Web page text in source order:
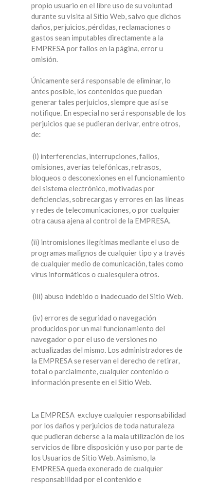
propio usuario en el libre uso de su voluntad
durante su visita al Sitio Web, salvo que dichos
daños, perjuicios, pérdidas, reclamaciones o
gastos sean imputables directamente a la
EMPRESA por fallos en la página, error u
omisión.
Únicamente será responsable de eliminar, lo
antes posible, los contenidos que puedan
generar tales perjuicios, siempre que así se
notifique. En especial no será responsable de los
perjuicios que se pudieran derivar, entre otros,
de:
(i) interferencias, interrupciones, fallos,
omisiones, averías telefónicas, retrasos,
bloqueos o desconexiones en el funcionamiento
del sistema electrónico, motivadas por
deficiencias, sobrecargas y errores en las líneas
y redes de telecomunicaciones, o por cualquier
otra causa ajena al control de la EMPRESA.
(ii) intromisiones ilegítimas mediante el uso de
programas malignos de cualquier tipo y a través
de cualquier medio de comunicación, tales como
virus informáticos o cualesquiera otros.
(iii) abuso indebido o inadecuado del Sitio Web.
(iv) errores de seguridad o navegación
producidos por un mal funcionamiento del
navegador o por el uso de versiones no
actualizadas del mismo. Los administradores de
la EMPRESA se reservan el derecho de retirar,
total o parcialmente, cualquier contenido o
información presente en el Sitio Web.
La EMPRESA excluye cualquier responsabilidad
por los daños y perjuicios de toda naturaleza
que pudieran deberse a la mala utilización de los
servicios de libre disposición y uso por parte de
los Usuarios de Sitio Web. Asimismo, la
EMPRESA queda exonerado de cualquier
responsabilidad por el contenido e